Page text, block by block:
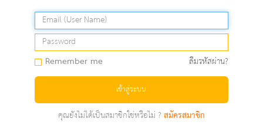
Remember me ลืมรหัสผ่าน?
เข้าสู่ระบบ
คุณยังไม่ได้เป็นสมาชิกใช่หรือไม่ ?สมัครสมาชิก